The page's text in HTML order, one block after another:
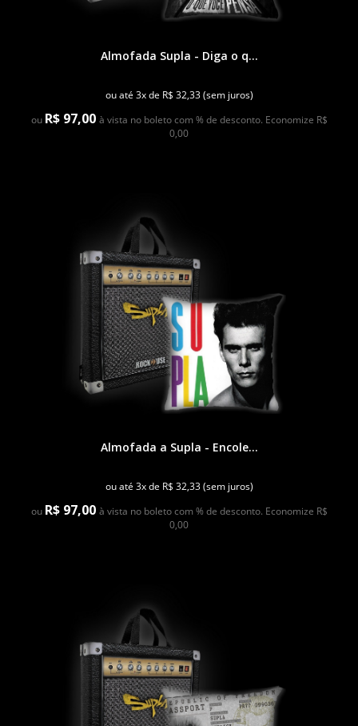
Almofada Supla - Diga o q...
ou até 3x de R$ 32,33 (sem juros)
ou R$ 97,00 à vista no boleto com % de desconto. Economize R$
0,00
Almofada a Supla - Encole...
ou até 3x de R$ 32,33 (sem juros)
ou R$ 97,00 à vista no boleto com % de desconto. Economize R$
0,00